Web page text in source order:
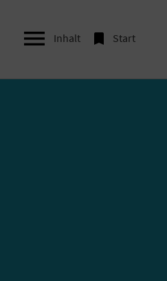
 Inhalt  Start